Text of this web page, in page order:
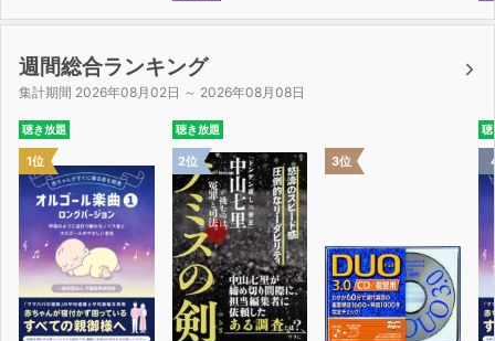
不食の人のエネルギー源は、地球の電磁波
細胞は90日から7年ですべてが入れ替わる
■宇宙はどのようにしてできているのか?
パラレル・ワールドを物理学者が提唱しはじめた
3次元世界に「時間」が必要な理由
■量子力学のその先に在る「わたし」という現象について
未来は無限ではなく有限?
宇宙ではビッグバンではなく、ビッグシャターが起こった
週間総合ランキング
集計期間 2026年08月02日 ～ 2026年08月08日
聴き放題
1位
聴き放題
2位 3位
聴